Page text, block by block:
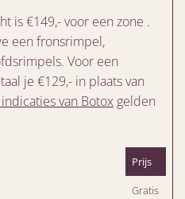
is €149,- voor een zone .
een fronsrimpel,
Voor een
je €129,- in plaats van
van Botox gelden
Prijs
Gratis